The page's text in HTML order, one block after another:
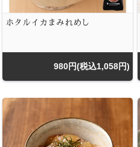
ホタルイカまみれめし
980円(税込1,058円)